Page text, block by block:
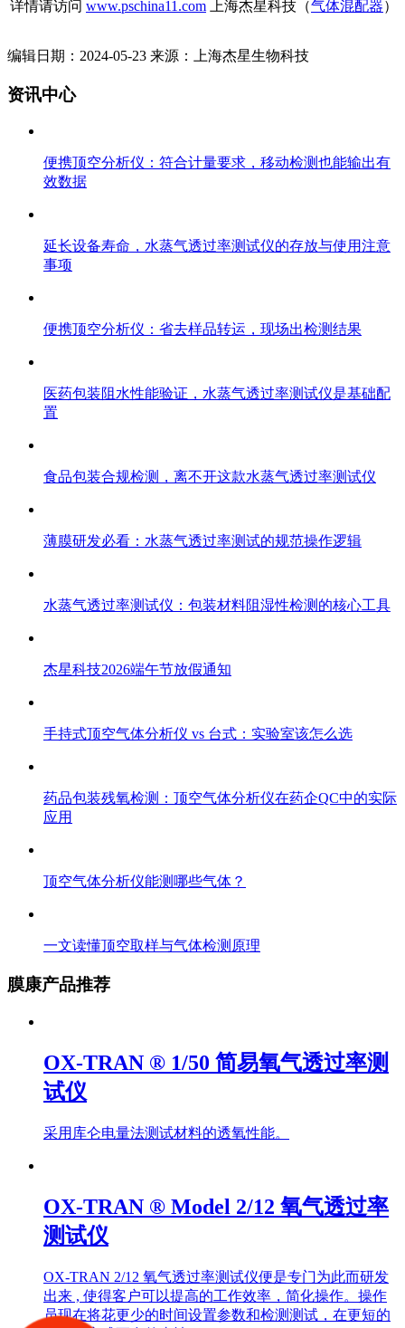
详情请访问 www.pschina11.com 上海杰星科技（气体混配器）
编辑日期：2024-05-23 来源：上海杰星生物科技
资讯中心
便携顶空分析仪：符合计量要求，移动检测也能输出有
效数据
延长设备寿命，水蒸气透过率测试仪的存放与使用注意
事项
便携顶空分析仪：省去样品转运，现场出检测结果
医药包装阻水性能验证，水蒸气透过率测试仪是基础配
置
食品包装合规检测，离不开这款水蒸气透过率测试仪
薄膜研发必看：水蒸气透过率测试的规范操作逻辑
水蒸气透过率测试仪：包装材料阻湿性检测的核心工具
杰星科技2026端午节放假通知
手持式顶空气体分析仪 vs 台式：实验室该怎么选
药品包装残氧检测：顶空气体分析仪在药企QC中的实际
应用
顶空气体分析仪能测哪些气体？
一文读懂顶空取样与气体检测原理
膜康产品推荐
OX-TRAN ® 1/50 简易氧气透过率测
试仪
采用库仑电量法测试材料的透氧性能。
OX-TRAN ® Model 2/12 氧气透过率
测试仪
OX-TRAN 2/12 氧气透过率测试仪便是专门为此而研发
出来 , 使得客户可以提高的工作效率，简化操作。操作
员现在将花更少的时间设置参数和检测测试，在更短的